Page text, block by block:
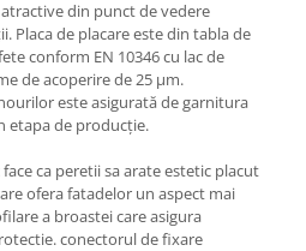
din punct de vedere
Placa de placare este din tabla de
conform EN 10346 cu lac de
de acoperire de 25 μm.
este asigurată de garnitura
etapa de producție.
ca peretii sa arate estetic placut
ofera fatadelor un aspect mai
a broastei care asigura
conectorul de fixare